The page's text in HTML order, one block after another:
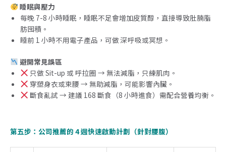
睡眠與壓力
每晚 7-8 小時睡眠，睡眠不足會增加皮質醇，直接導致肚腩脂
肪囤積。
睡前 1 小時不用電子產品，可做 深呼吸或冥想。
避開常見誤區
只做 Sit-up 或 呼拉圈 → 無法減脂，只練肌肉。
穿塑身衣或束腰 → 無助減脂，可能影響內臟。
斷食亂試 → 建議 168 斷食（8 小時進食）需配合營養均衡。
第五步：公司推薦的 4 週快速啟動計劃（針對腰腹）